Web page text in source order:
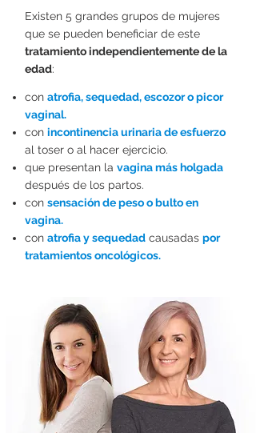
Existen 5 grandes grupos de mujeres
que se pueden beneficiar de este
tratamiento independientemente de la
edad:
con atrofia, sequedad, escozor o picor
vaginal.
con incontinencia urinaria de esfuerzo
al toser o al hacer ejercicio.
que presentan la vagina más holgada
después de los partos.
con sensación de peso o bulto en
vagina.
con atrofia y sequedad causadas por
tratamientos oncológicos.